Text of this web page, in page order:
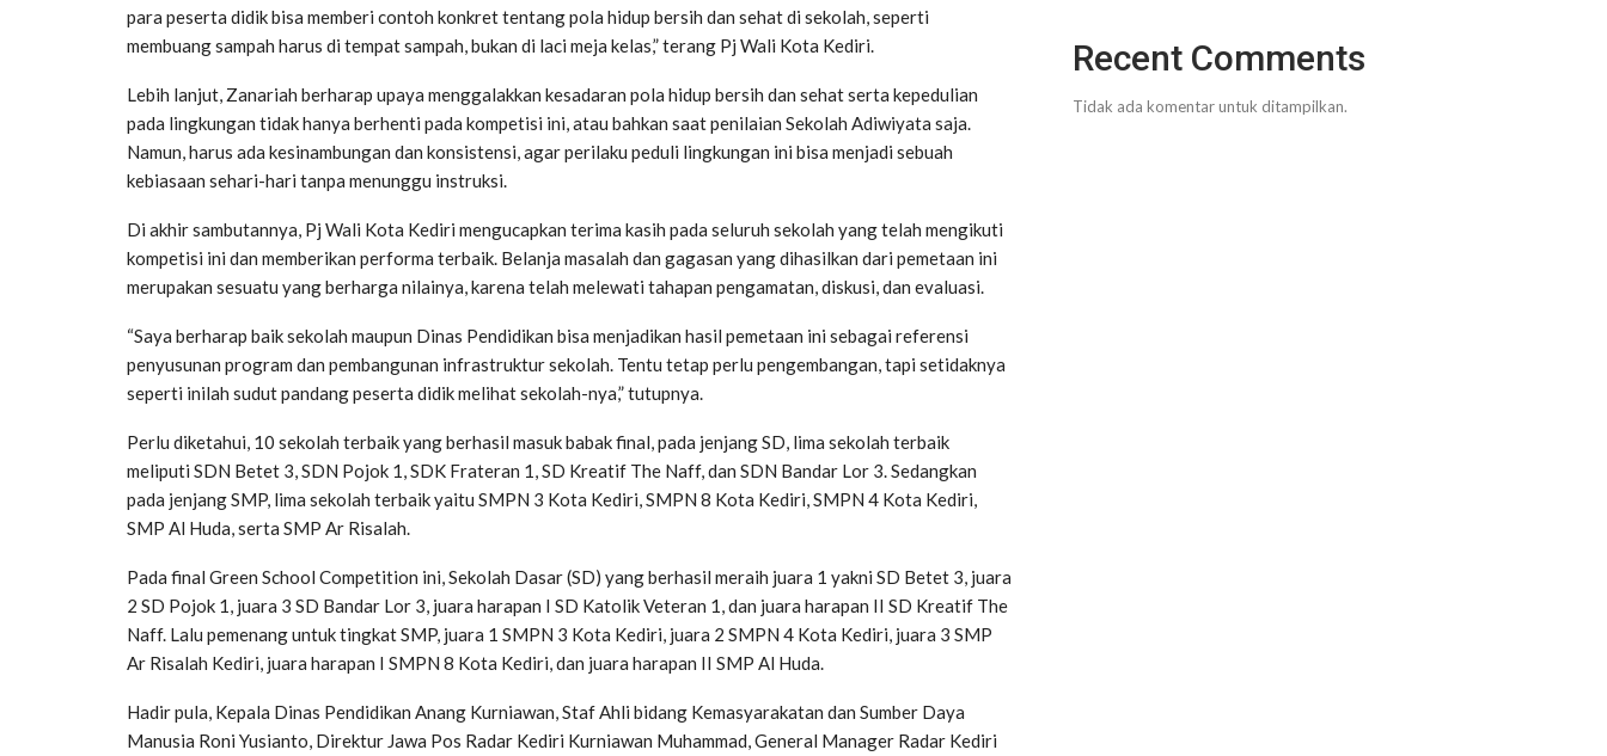
para peserta didik bisa memberi contoh konkret tentang pola hidup bersih dan sehat di sekolah, seperti
membuang sampah harus di tempat sampah, bukan di laci meja kelas,” terang Pj Wali Kota Kediri.
Lebih lanjut, Zanariah berharap upaya menggalakkan kesadaran pola hidup bersih dan sehat serta kepedulian
pada lingkungan tidak hanya berhenti pada kompetisi ini, atau bahkan saat penilaian Sekolah Adiwiyata saja.
Namun, harus ada kesinambungan dan konsistensi, agar perilaku peduli lingkungan ini bisa menjadi sebuah
kebiasaan sehari-hari tanpa menunggu instruksi.
Di akhir sambutannya, Pj Wali Kota Kediri mengucapkan terima kasih pada seluruh sekolah yang telah mengikuti
kompetisi ini dan memberikan performa terbaik. Belanja masalah dan gagasan yang dihasilkan dari pemetaan ini
merupakan sesuatu yang berharga nilainya, karena telah melewati tahapan pengamatan, diskusi, dan evaluasi.
“Saya berharap baik sekolah maupun Dinas Pendidikan bisa menjadikan hasil pemetaan ini sebagai referensi
penyusunan program dan pembangunan infrastruktur sekolah. Tentu tetap perlu pengembangan, tapi setidaknya
seperti inilah sudut pandang peserta didik melihat sekolah-nya,” tutupnya.
Perlu diketahui, 10 sekolah terbaik yang berhasil masuk babak final, pada jenjang SD, lima sekolah terbaik
meliputi SDN Betet 3, SDN Pojok 1, SDK Frateran 1, SD Kreatif The Naff, dan SDN Bandar Lor 3. Sedangkan
pada jenjang SMP, lima sekolah terbaik yaitu SMPN 3 Kota Kediri, SMPN 8 Kota Kediri, SMPN 4 Kota Kediri,
SMP Al Huda, serta SMP Ar Risalah.
Pada final Green School Competition ini, Sekolah Dasar (SD) yang berhasil meraih juara 1 yakni SD Betet 3, juara
2 SD Pojok 1, juara 3 SD Bandar Lor 3, juara harapan I SD Katolik Veteran 1, dan juara harapan II SD Kreatif The
Naff. Lalu pemenang untuk tingkat SMP, juara 1 SMPN 3 Kota Kediri, juara 2 SMPN 4 Kota Kediri, juara 3 SMP
Ar Risalah Kediri, juara harapan I SMPN 8 Kota Kediri, dan juara harapan II SMP Al Huda.
Hadir pula, Kepala Dinas Pendidikan Anang Kurniawan, Staf Ahli bidang Kemasyarakatan dan Sumber Daya
Manusia Roni Yusianto, Direktur Jawa Pos Radar Kediri Kurniawan Muhammad, General Manager Radar Kediri
Recent Comments
Tidak ada komentar untuk ditampilkan.